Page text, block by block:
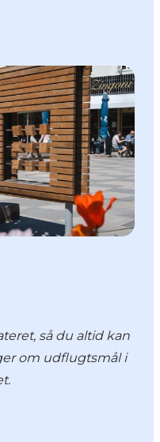
så du altid kan
om udflugtsmål i